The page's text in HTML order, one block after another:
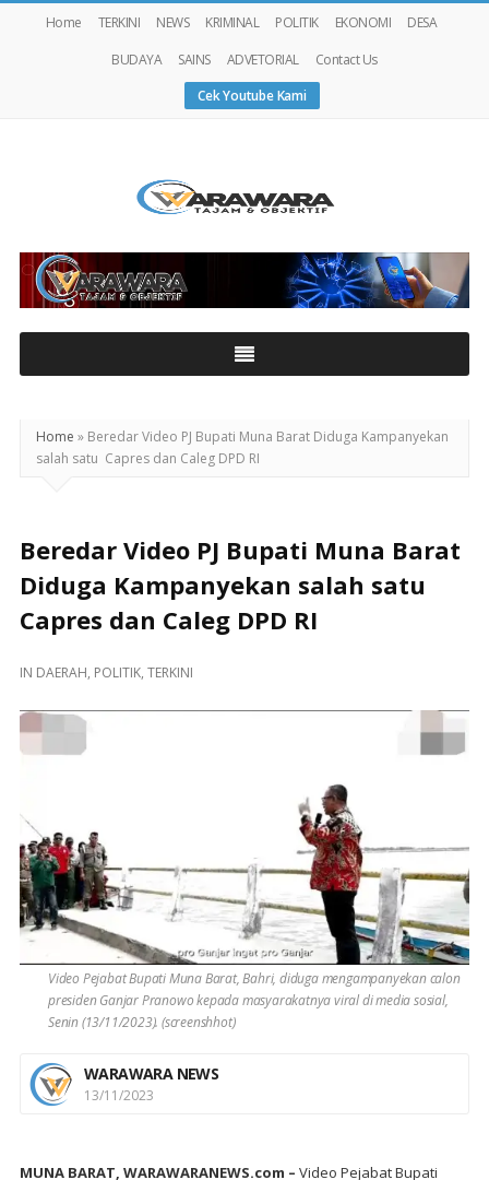
Home TERKINI NEWS KRIMINAL POLITIK EKONOMI
DESA
BUDAYA
SAINS ADVETORIAL
Contact Us
Cek Youtube Kami
Home » Beredar Video PJ Bupati Muna Barat Diduga Kampanyekan
salah satu Capres dan Caleg DPD RI
Beredar Video PJ Bupati Muna Barat
Diduga Kampanyekan salah satu
Capres dan Caleg DPD RI
IN DAERAH, POLITIK, TERKINI
Video Pejabat Bupati Muna Barat, Bahri, diduga mengampanyekan calon
presiden Ganjar Pranowo kepada masyarakatnya viral di media sosial,
Senin (13/11/2023). (screenshhot)
WARAWARA NEWS
13/11/2023
MUNA BARAT, WARAWARANEWS.com – Video Pejabat Bupati